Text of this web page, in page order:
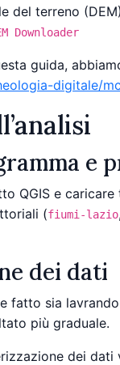
del terreno
Downloader
guida,
digitale/
e
QGIS e
(fiumi-lazio
dei dati
fatto sia
più graduale.
dei